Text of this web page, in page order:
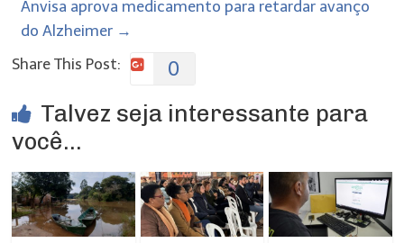
Anvisa aprova medicamento para retardar avanço
do Alzheimer →
Share This Post:
0
Talvez seja interessante para
você...